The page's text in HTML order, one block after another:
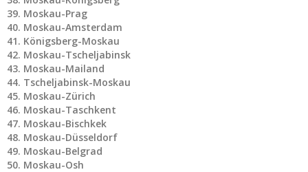
Moskau-Prag
Moskau-Amsterdam
Königsberg-Moskau
Moskau-Tscheljabinsk
Moskau-Mailand
Tscheljabinsk-Moskau
Moskau-Zürich
Moskau-Taschkent
Moskau-Bischkek
Moskau-Düsseldorf
Moskau-Belgrad
Moskau-Osh